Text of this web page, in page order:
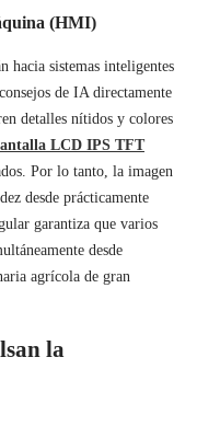
(HMI)
hacia sistemas inteligentes
de IA directamente
detalles nítidos y colores
LCD IPS TFT
Por lo tanto, la imagen
desde prácticamente
garantiza que varios
desde
agrícola de gran
la